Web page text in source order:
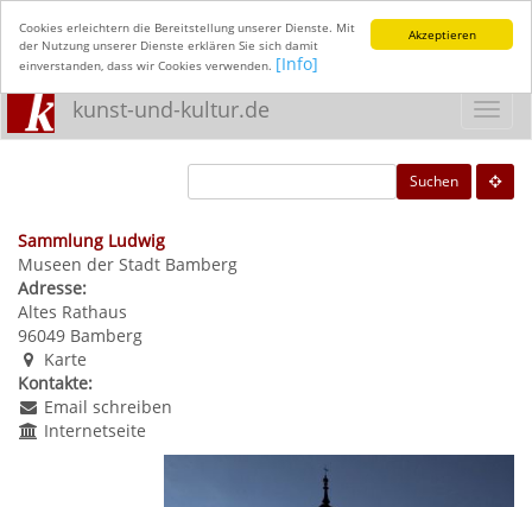
Akzeptieren
Cookies erleichtern die Bereitstellung unserer Dienste. Mit
der Nutzung unserer Dienste erklären Sie sich damit
einverstanden, dass wir Cookies verwenden. [Info]
kunst-und-kultur.de
Suchen
Sammlung Ludwig
Museen der Stadt Bamberg
Adresse:
Altes Rathaus
96049 Bamberg
Karte
Kontakte:
Email schreiben
Internetseite